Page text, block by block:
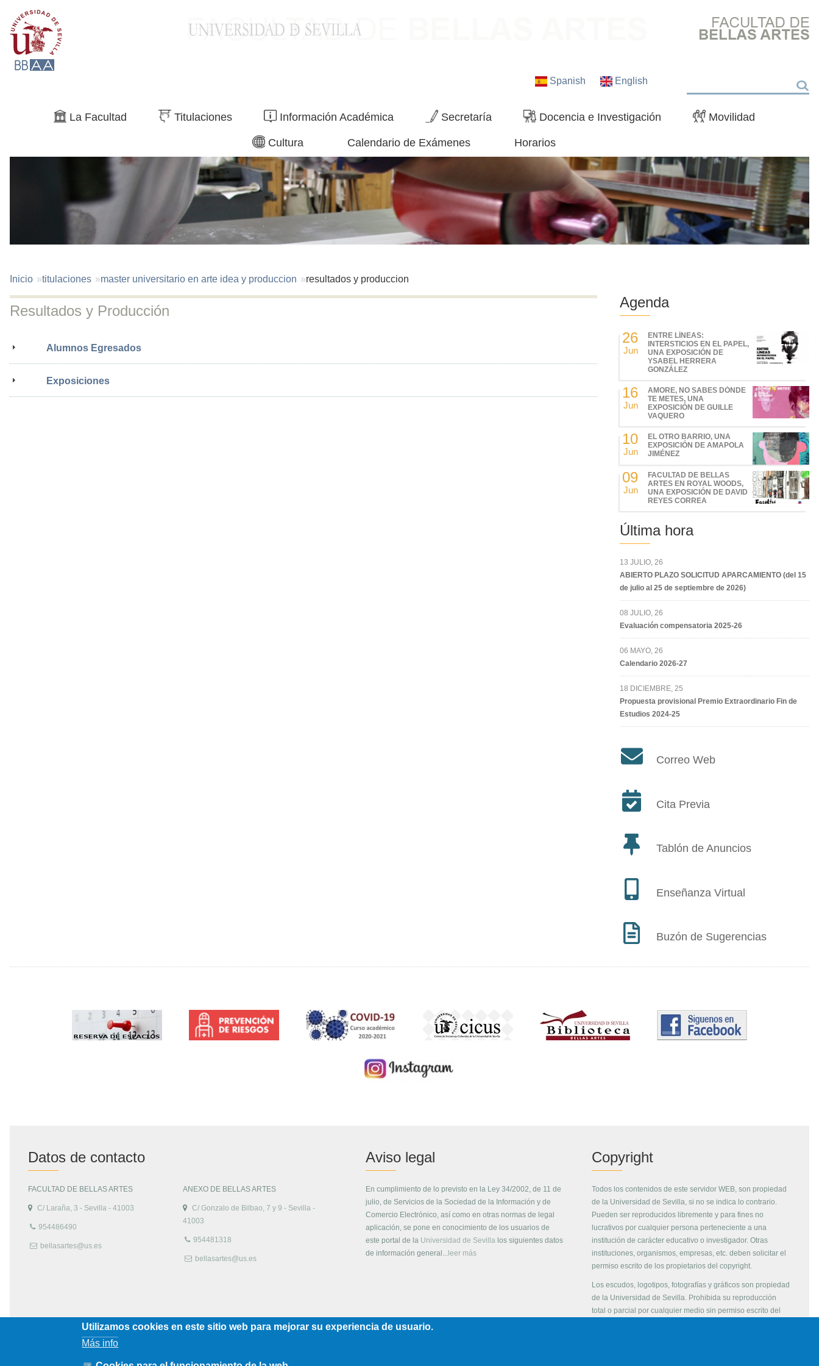
Spanish English
Buscar La Facultad Titulaciones Información Académica Secretaría Docencia e Investigación
Movilidad
Cultura
Calendario de Exámenes Horarios
You
here:
Inicio titulaciones master universitario en arte idea y produccion resultados y produccion
Resultados y Producción
Alumnos Egresados
Exposiciones
Agenda
26
Jun
ENTRE LÍNEAS:
INTERSTICIOS EN EL PAPEL,
UNA EXPOSICIÓN DE
YSABEL HERRERA
GONZÁLEZ
16
Jun
AMORE, NO SABES DÓNDE
TE METES, UNA
EXPOSICIÓN DE GUILLE
VAQUERO
10
Jun
EL OTRO BARRIO, UNA
EXPOSICIÓN DE AMAPOLA
JIMÉNEZ
09
Jun
FACULTAD DE BELLAS
ARTES EN ROYAL WOODS,
UNA EXPOSICIÓN DE DAVID
REYES CORREA
Última hora
13 JULIO, 26
ABIERTO PLAZO SOLICITUD APARCAMIENTO (del 15
de julio al 25 de septiembre de 2026)
08 JULIO, 26
Evaluación compensatoria 2025-26
06 MAYO, 26
Calendario 2026-27
18 DICIEMBRE, 25
Propuesta provisional Premio Extraordinario Fin de
Estudios 2024-25
Correo Web
Cita Previa
Tablón de Anuncios
Enseñanza Virtual
Buzón de Sugerencias
Datos de contacto
FACULTAD DE BELLAS ARTES
C/ Laraña, 3 - Sevilla - 41003
954486490
bellasartes@us.es
ANEXO DE BELLAS ARTES
C/ Gonzalo de Bilbao, 7 y 9 - Sevilla -
41003
954481318
bellasartes@us.es
Aviso legal
En cumplimiento de lo previsto en la Ley 34/2002, de 11 de
julio, de Servicios de la Sociedad de la Información y de
Comercio Electrónico, así como en otras normas de legal
aplicación, se pone en conocimiento de los usuarios de
este portal de la Universidad de Sevilla los siguientes datos
de información general... leer más
Copyright
Todos los contenidos de este servidor WEB, son propiedad
de la Universidad de Sevilla, si no se indica lo contrario.
Pueden ser reproducidos libremente y para fines no
lucrativos por cualquier persona perteneciente a una
institución de carácter educativo o investigador. Otras
instituciones, organismos, empresas, etc. deben solicitar el
permiso escrito de los propietarios del copyright.
Los escudos, logotipos, fotografías y gráficos son propiedad
de la Universidad de Sevilla. Prohibida su reproducción
total o parcial por cualquier medio sin permiso escrito del
Utilizamos cookies en este sitio web para mejorar su experiencia de usuario.
Más info